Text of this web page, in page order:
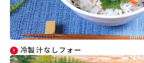
冷製汁なしフォー